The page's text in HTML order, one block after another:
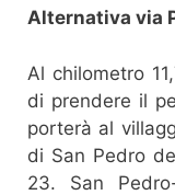
Alternativa via
Al chilometro
di prendere il
porterà al
di San Pedro
23. San